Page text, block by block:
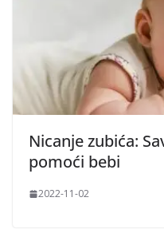
Nicanje zubića:
pomoći bebi
2022-11-02